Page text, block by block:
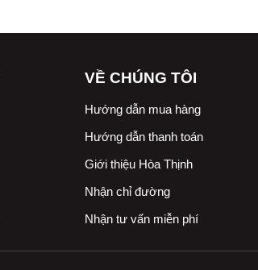
VỀ CHÚNG TÔI
Hướng dẫn mua hàng
Hướng dẫn thanh toán
Giới thiệu Hòa Thịnh
Nhận chỉ đường
Nhận tư vấn miễn phí